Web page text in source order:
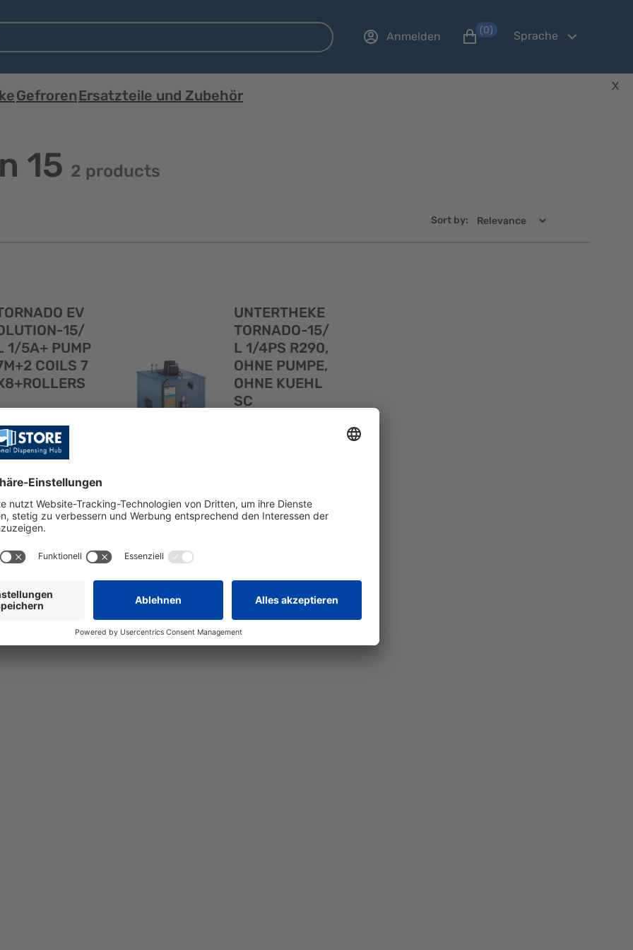
Anmelden (0) Sprache
GefrorenErsatzteile und Zubehör
X
15 2 products
Sort by:
EV
15/
1/5A+ PUMP
COILS 7
15/L
5A+ PUMP
COILS
UNTERTHEKE
TORNADO-15/
L 1/4PS R290,
OHNE PUMPE,
OHNE KUEHL
SC
1/4PS R290, OHNE
PUMPE, OHNE